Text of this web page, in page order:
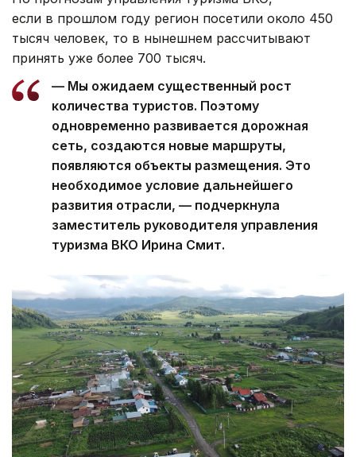
если в прошлом году регион посетили около 450
тысяч человек, то в нынешнем рассчитывают
принять уже более 700 тысяч.
— Мы ожидаем существенный рост
количества туристов. Поэтому
одновременно развивается дорожная
сеть, создаются новые маршруты,
появляются объекты размещения. Это
необходимое условие дальнейшего
развития отрасли, — подчеркнула
заместитель руководителя управления
туризма ВКО Ирина Смит.